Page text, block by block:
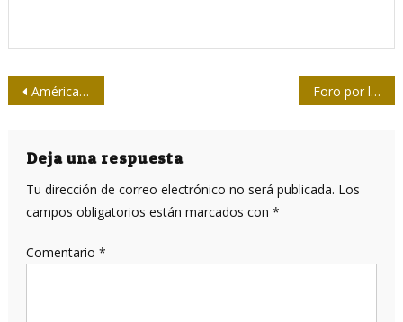
Navegación
entradas
América Latina vuelve a las urnas este 2019 Foro por los 60 años de la Operación Verdad: Las batallas contra la manipulación mediática continúan
Deja una respuesta
Tu dirección de correo electrónico no será publicada. Los
campos obligatorios están marcados con *
Comentario *